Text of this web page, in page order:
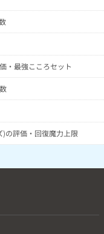
・最強こころセット
)の評価・回復魔力上限